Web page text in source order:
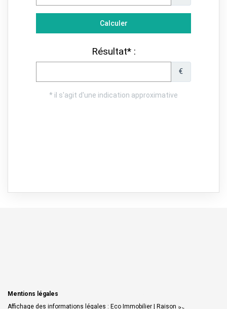
Mentions légales
Affichage des informations légales : Eco Immobilier | Raison sociale : ECO